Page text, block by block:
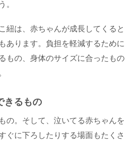
。
紐は、赤ちゃんが成長してくると
あります。負担を軽減するために
もの、身体のサイズに合ったもの
きるもの
の。そして、泣いてる赤ちゃんを
ぐに下ろしたりする場面もたくさ